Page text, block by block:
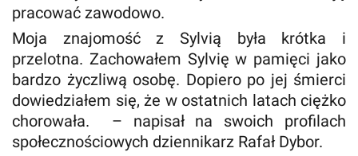
pracować zawodowo.
Moja znajomość z Sylvią była krótka i
przelotna. Zachowałem Sylvię w pamięci jako
bardzo życzliwą osobę. Dopiero po jej śmierci
dowiedziałem się, że w ostatnich latach ciężko
chorowała. – napisał na swoich profilach
społecznościowych dziennikarz Rafał Dybor.